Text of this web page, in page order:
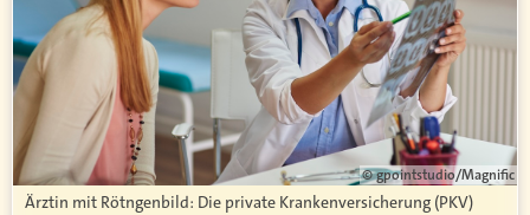
© gpointstudio/Magnific
Ärztin mit Rötngenbild: Die private Krankenversicherung (PKV)